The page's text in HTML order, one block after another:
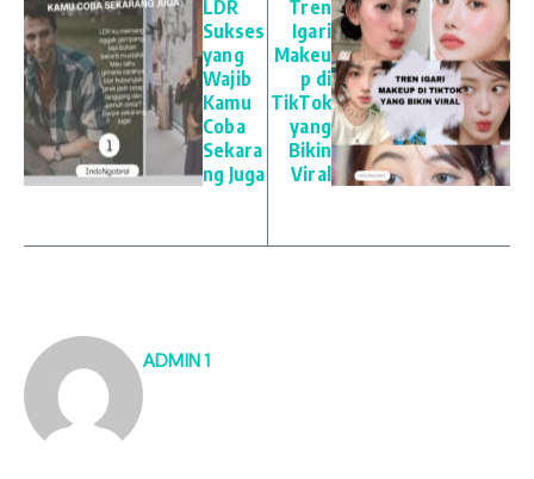
LDR
Sukses
yang
Wajib
Kamu
Coba
Sekara
ng Juga
Tren
Igari
Makeu
p di
TikTok
yang
Bikin
Viral
ADMIN 1